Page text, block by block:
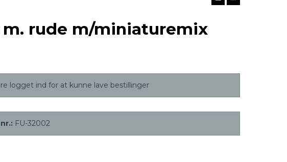
m. rude m/miniaturemix
logget ind for at kunne lave bestillinger
FU-32002